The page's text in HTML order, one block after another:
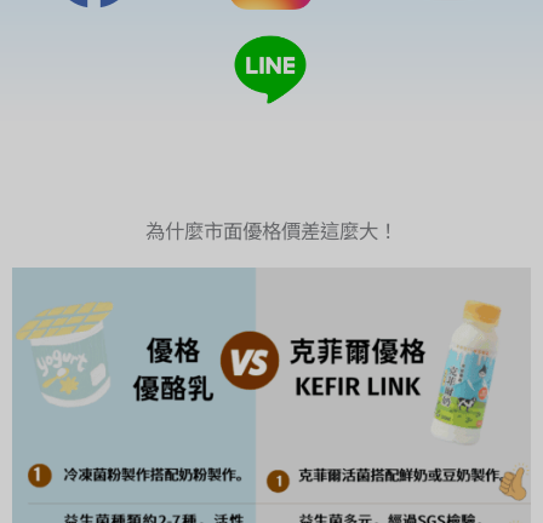
o
o
k
b
e
為什麼市面優格價差這麼大！